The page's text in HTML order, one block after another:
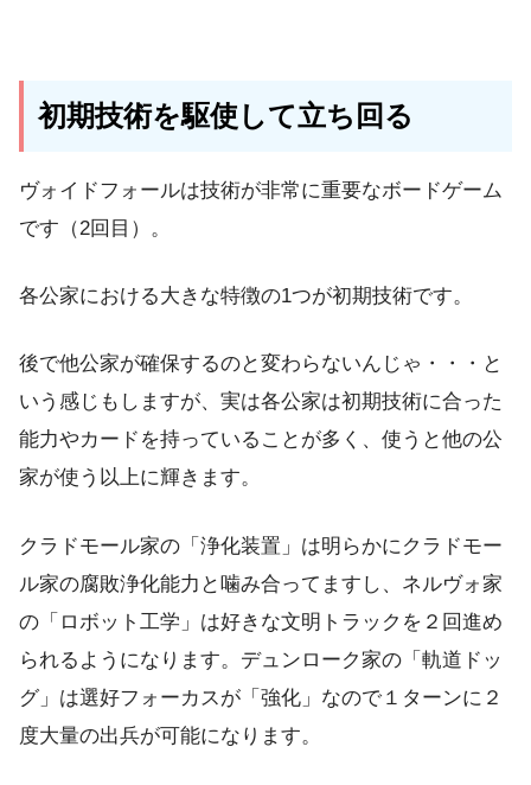
初期技術を駆使して立ち回る
ヴォイドフォールは技術が非常に重要なボードゲーム
です（2回目）。
各公家における大きな特徴の1つが初期技術です。
後で他公家が確保するのと変わらないんじゃ・・・と
いう感じもしますが、実は各公家は初期技術に合った
能力やカードを持っていることが多く、使うと他の公
家が使う以上に輝きます。
クラドモール家の「浄化装置」は明らかにクラドモー
ル家の腐敗浄化能力と噛み合ってますし、ネルヴォ家
の「ロボット工学」は好きな文明トラックを２回進め
られるようになります。デュンローク家の「軌道ドッ
グ」は選好フォーカスが「強化」なので１ターンに２
度大量の出兵が可能になります。